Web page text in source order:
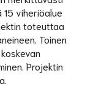
viheriöalue
toteuttaa
Toinen
Projektin